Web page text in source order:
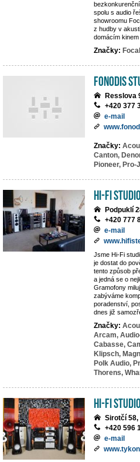
spolu s audio
showroomu
z hudby v
domácím
Značky:
Fonodis
Resslova
+420 377
e-mail
Značky:
Canton,
Pioneer, Pro-
Hi-Fi
Podpuklí
+420 777
e-mail
Jsme Hi-Fi
je dostat do
tento způsob
a jedná se o
Gramofony
zabýváme
poradenství,
dnes již
Značky:
Arcam,
Cabasse,
Klipsch,
Polk Audio,
Thorens,
HI-FI
Sirotčí
+420 596
e-mail